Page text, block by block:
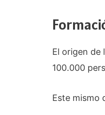
El origen de
100.000
Este mismo